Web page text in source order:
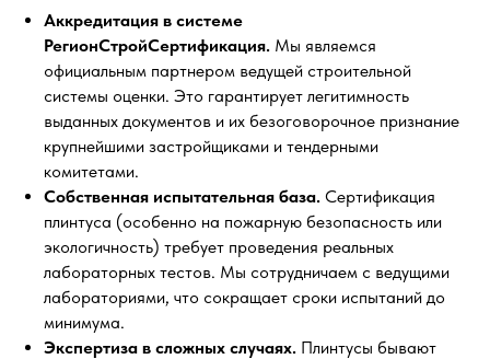
Аккредитация в системе
РегионСтройСертификация. Мы являемся
официальным партнером ведущей строительной
системы оценки. Это гарантирует легитимность
выданных документов и их безоговорочное признание
крупнейшими застройщиками и тендерными
комитетами.
Собственная испытательная база. Сертификация
плинтуса (особенно на пожарную безопасность или
экологичность) требует проведения реальных
лабораторных тестов. Мы сотрудничаем с ведущими
лабораториями, что сокращает сроки испытаний до
минимума.
Экспертиза в сложных случаях. Плинтусы бывают